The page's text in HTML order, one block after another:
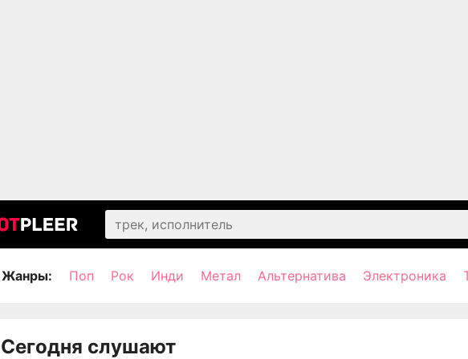
Жанры: Поп Рок Инди Метал Альтернатива Электроника
Сегодня слушают